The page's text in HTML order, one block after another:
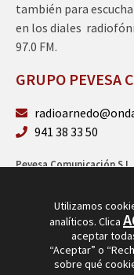
también para
en los diales
97.0 FM.
GRUPO PEVESA
941 38 33 50
Pevesa Comunicación S.L.
Utilizamos
analíticos. Clica
aceptar
“Aceptar” o
sobre qué